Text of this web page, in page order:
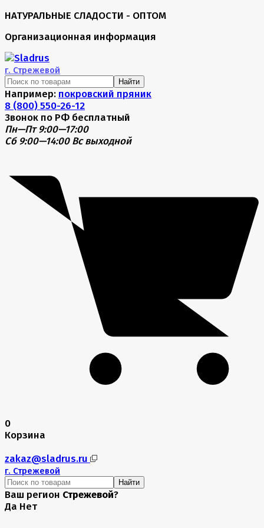
НАТУРАЛЬНЫЕ СЛАДОСТИ - ОПТОМ
Организационная информация
г. Стрежевой
Найти
Например: покровский пряник
8 (800) 550-26-12
Звонок по РФ бесплатный
Пн—Пт 9:00—17:00
Сб 9:00—14:00 Вс выходной
0
Корзина
zakaz@sladrus.ru
г. Стрежевой
Найти
Ваш регион Стрежевой?
Да Нет